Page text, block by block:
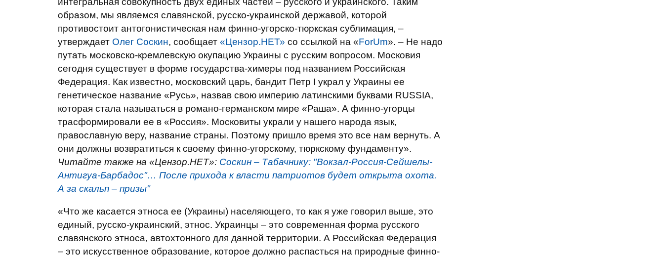
образом, мы являемся славянской, русско-украинской державой, которой
противостоит антогонистическая нам финно-угорско-тюркская сублимация, –
утверждает Олег Соскин, сообщает «Цензор.НЕТ» со ссылкой на «ForUm». – Не надо
путать московско-кремлевскую окупацию Украины с русским вопросом. Московия
сегодня существует в форме государства-химеры под названием Российская
Федерация. Как известно, московский царь, бандит Петр I украл у Украины ее
генетическое название «Русь», назвав свою империю латинскими буквами RUSSIA,
которая стала называться в романо-германском мире «Раша». А финно-угорцы
трасформировали ее в «Россия». Московиты украли у нашего народа язык,
православную веру, название страны. Поэтому пришло время это все нам вернуть. А
они должны возвратиться к своему финно-угорскому, тюркскому фундаменту».
Читайте также на «Цензор.НЕТ»: Соскин – Табачнику: "Вокзал-Россия-Сейшелы-
Антигуа-Барбадос"… После прихода к власти патриотов будет открыта охота.
А за скальп – призы"
«Что же касается этноса ее (Украины) населяющего, то как я уже говорил выше, это
единый, русско-украинский, этнос. Украинцы – это современная форма русского
славянского этноса, автохтонного для данной территории. А Российская Федерация
– это искусственное образование, которое должно распасться на природные финно-